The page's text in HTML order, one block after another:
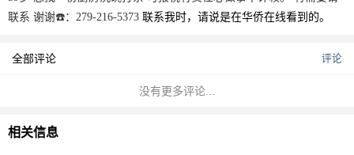
联系 谢谢☎️：279-216-5373 联系我时，请说是在华侨在线看到的。
全部评论 评论
没有更多评论...
相关信息